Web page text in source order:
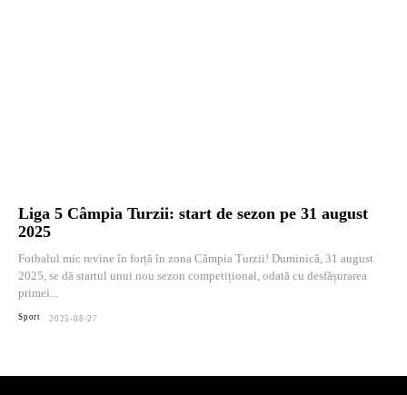
Liga 5 Câmpia Turzii: start de sezon pe 31 august
2025
Fotbalul mic revine în forță în zona Câmpia Turzii! Duminică, 31 august
2025, se dă startul unui nou sezon competițional, odată cu desfășurarea
primei...
Sport 2025-08-27